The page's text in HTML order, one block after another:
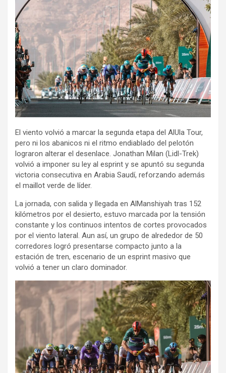
El viento volvió a marcar la segunda etapa del AlUla Tour,
pero ni los abanicos ni el ritmo endiablado del pelotón
lograron alterar el desenlace. Jonathan Milan (Lidl-Trek)
volvió a imponer su ley al esprint y se apuntó su segunda
victoria consecutiva en Arabia Saudí, reforzando además
el maillot verde de líder.
La jornada, con salida y llegada en AlManshiyah tras 152
kilómetros por el desierto, estuvo marcada por la tensión
constante y los continuos intentos de cortes provocados
por el viento lateral. Aun así, un grupo de alrededor de 50
corredores logró presentarse compacto junto a la
estación de tren, escenario de un esprint masivo que
volvió a tener un claro dominador.